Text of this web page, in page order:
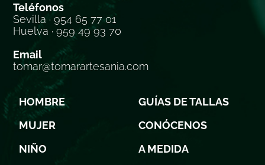
Teléfonos
Sevilla · 954 65 77 01
Huelva · 959 49 93 70
Email
tomar@tomarartesania.com
HOMBRE
MUJER
NIÑO
GUÍAS DE TALLAS
CONÓCENOS
A MEDIDA